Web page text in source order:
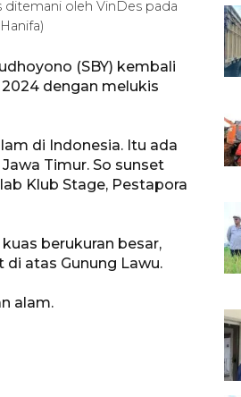
ditemani oleh VinDes pada
(SBY) kembali
dengan melukis
di Indonesia. Itu ada
Timur. So sunset
Klub Stage, Pestapora
berukuran besar,
atas Gunung Lawu.
alam.